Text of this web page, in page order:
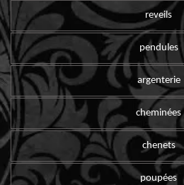
reveils
pendules
argenterie
cheminées
chenets
poupées